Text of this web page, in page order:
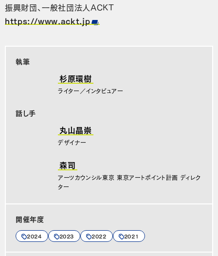
振興財団、一般社団法人ACKT
https://www.ackt.jp
執筆
杉原環樹
ライター／インタビュアー
話し手
丸山晶崇
デザイナー
森司
アーツカウンシル東京 東京アートポイント計画 ディレク
ター
開催年度
2024 2023 2022 2021